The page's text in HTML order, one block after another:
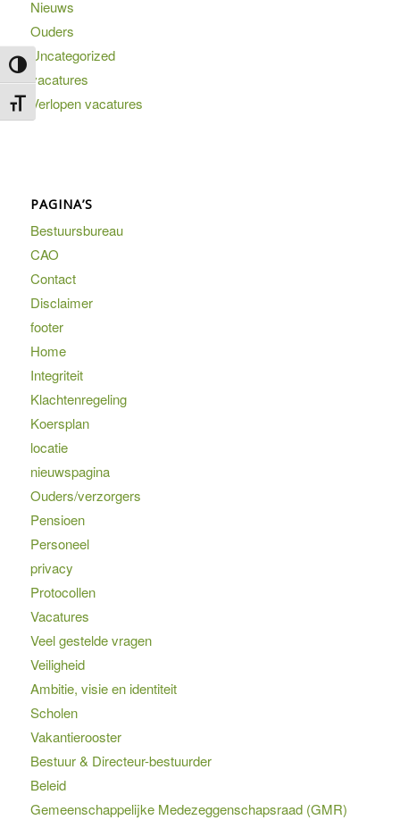
Keuze voor hoog contrast
Kies grootte van het lettertype
Nieuws
Ouders
Uncategorized
vacatures
Verlopen vacatures
PAGINA’S
Bestuursbureau
CAO
Contact
Disclaimer
footer
Home
Integriteit
Klachtenregeling
Koersplan
locatie
nieuwspagina
Ouders/verzorgers
Pensioen
Personeel
privacy
Protocollen
Vacatures
Veel gestelde vragen
Veiligheid
Ambitie, visie en identiteit
Scholen
Vakantierooster
Bestuur & Directeur-bestuurder
Beleid
Gemeenschappelijke Medezeggenschapsraad (GMR)